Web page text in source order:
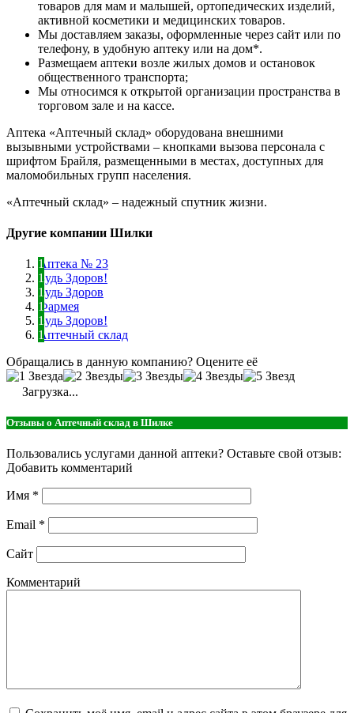
товаров для мам и малышей, ортопедических изделий,
активной косметики и медицинских товаров.
Мы доставляем заказы, оформленные через сайт или по
телефону, в удобную аптеку или на дом*.
Размещаем аптеки возле жилых домов и остановок
общественного транспорта;
Мы относимся к открытой организации пространства в
торговом зале и на кассе.
Аптека «Аптечный склад» оборудована внешними
вызывными устройствами – кнопками вызова персонала с
шрифтом Брайля, размещенными в местах, доступных для
маломобильных групп населения.
«Аптечный склад» – надежный спутник жизни.
Другие компании Шилки
Аптека № 23
Будь Здоров!
Будь Здоров
Фармея
Будь Здоров!
Аптечный склад
Обращались в данную компанию? Оцените её
Загрузка...
Отзывы о Аптечный склад в Шилке
Пользовались услугами данной аптеки? Оставьте свой отзыв:
Добавить комментарий
Имя *
Email *
Сайт
Комментарий